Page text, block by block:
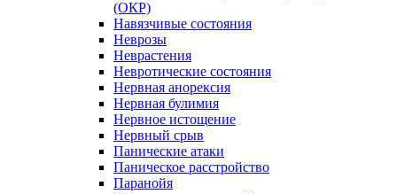
(ОКР)
Навязчивые состояния
Неврозы
Неврастения
Невротические состояния
Нервная анорексия
Нервная булимия
Нервное истощение
Нервный срыв
Панические атаки
Паническое расстройство
Паранойя